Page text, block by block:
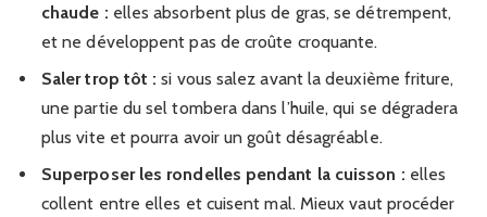
chaude : elles absorbent plus de gras, se détrempent,
et ne développent pas de croûte croquante.
Saler trop tôt : si vous salez avant la deuxième friture,
une partie du sel tombera dans l’huile, qui se dégradera
plus vite et pourra avoir un goût désagréable.
Superposer les rondelles pendant la cuisson : elles
collent entre elles et cuisent mal. Mieux vaut procéder